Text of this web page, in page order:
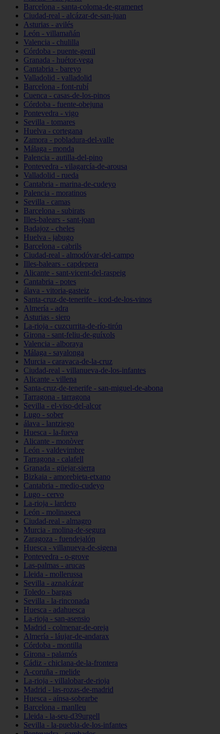
Barcelona - santa-coloma-de-gramenet
Ciudad-real - alcázar-de-san-juan
Asturias - avilés
León - villamañán
Valencia - chulilla
Córdoba - puente-genil
Granada - huétor-vega
Cantabria - bareyo
Valladolid - valladolid
Barcelona - font-rubí
Cuenca - casas-de-los-pinos
Córdoba - fuente-obejuna
Pontevedra - vigo
Sevilla - tomares
Huelva - cortegana
Zamora - pobladura-del-valle
Málaga - monda
Palencia - autilla-del-pino
Pontevedra - vilagarcía-de-arousa
Valladolid - rueda
Cantabria - marina-de-cudeyo
Palencia - moratinos
Sevilla - camas
Barcelona - subirats
Illes-balears - sant-joan
Badajoz - cheles
Huelva - jabugo
Barcelona - cabrils
Ciudad-real - almodóvar-del-campo
Illes-balears - capdepera
Alicante - sant-vicent-del-raspeig
Cantabria - potes
álava - vitoria-gasteiz
Santa-cruz-de-tenerife - icod-de-los-vinos
Almería - adra
Asturias - siero
La-rioja - cuzcurrita-de-río-tirón
Girona - sant-feliu-de-guíxols
Valencia - alboraya
Málaga - sayalonga
Murcia - caravaca-de-la-cruz
Ciudad-real - villanueva-de-los-infantes
Alicante - villena
Santa-cruz-de-tenerife - san-miguel-de-abona
Tarragona - tarragona
Sevilla - el-viso-del-alcor
Lugo - sober
álava - lantziego
Huesca - la-fueva
Alicante - monòver
León - valdevimbre
Tarragona - calafell
Granada - güejar-sierra
Bizkaia - amorebieta-etxano
Cantabria - medio-cudeyo
Lugo - cervo
La-rioja - lardero
León - molinaseca
Ciudad-real - almagro
Murcia - molina-de-segura
Zaragoza - fuendejalón
Huesca - villanueva-de-sigena
Pontevedra - o-grove
Las-palmas - arucas
Lleida - mollerussa
Sevilla - aznalcázar
Toledo - bargas
Sevilla - la-rinconada
Huesca - adahuesca
La-rioja - san-asensio
Madrid - colmenar-de-oreja
Almería - láujar-de-andarax
Córdoba - montilla
Girona - palamós
Cádiz - chiclana-de-la-frontera
A-coruña - melide
La-rioja - villalobar-de-rioja
Madrid - las-rozas-de-madrid
Huesca - aínsa-sobrarbe
Barcelona - manlleu
Lleida - la-seu-d39urgell
Sevilla - la-puebla-de-los-infantes